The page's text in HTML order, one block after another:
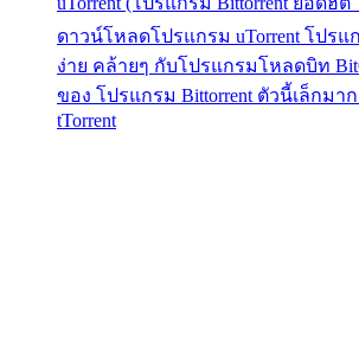
ดาวน์โหลดโปรแกรม uTorrent โปรแ
ง่าย คล้ายๆ กับโปรแกรมโหลดบิท
ของ โปรแกรม Bittorrent ตัวนี้เล็กมา
tTorrent